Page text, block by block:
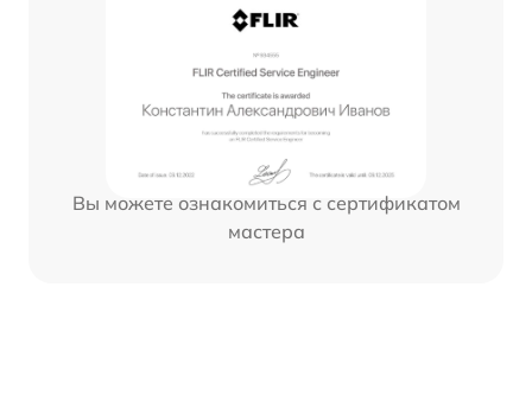
Вы можете ознакомиться с сертификатом
мастера